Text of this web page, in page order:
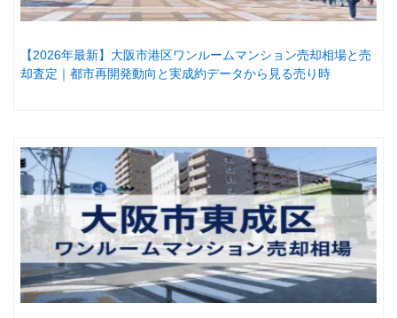
【2026年最新】大阪市港区ワンルームマンション売却相場と売
却査定｜都市再開発動向と実成約データから見る売り時